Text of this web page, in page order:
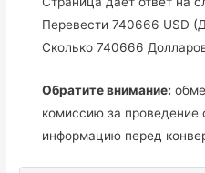
Перевести 740666 USD
Сколько 740666
Обратите внимание:
комиссию за проведение
информацию перед